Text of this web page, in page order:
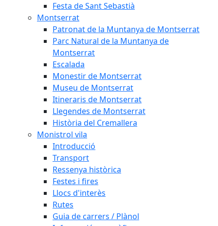
Festa de Sant Sebastià
Montserrat
Patronat de la Muntanya de Montserrat
Parc Natural de la Muntanya de
Montserrat
Escalada
Monestir de Montserrat
Museu de Montserrat
Itineraris de Montserrat
Llegendes de Montserrat
Història del Cremallera
Monistrol vila
Introducció
Transport
Ressenya històrica
Festes i fires
Llocs d'interès
Rutes
Guia de carrers / Plànol